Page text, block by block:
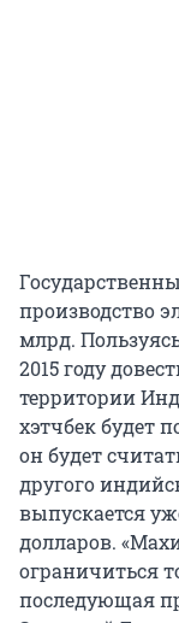
производство
млрд.
2015 году
территории
хэтчбек будет
он будет
другого
выпускается
долларов.
ограничиться
последующая